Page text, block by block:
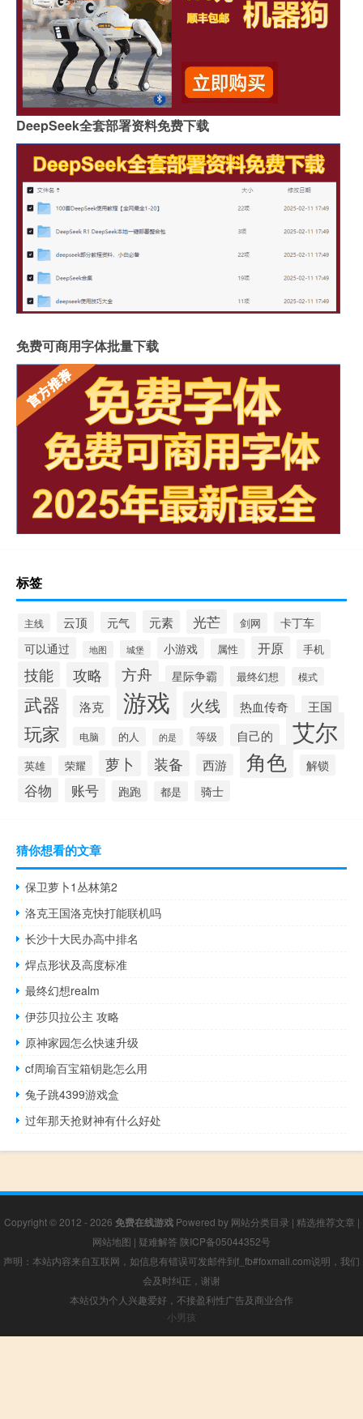
DeepSeek全套部署资料免费下载
免费可商用字体批量下载
标签
主线 云顶 元气 元素 光芒 剑网 卡丁车
可以通过 地图 城堡 小游戏 属性 开原 手机
技能 攻略 方舟 星际争霸 最终幻想 模式
武器 洛克 游戏 火线 热血传奇 王国
玩家 电脑 的人 的是 等级 自己的 艾尔
英雄 荣耀 萝卜 装备 西游 角色 解锁
谷物 账号 跑跑 都是 骑士
猜你想看的文章
保卫萝卜1丛林第2
洛克王国洛克快打能联机吗
长沙十大民办高中排名
焊点形状及高度标准
最终幻想realm
伊莎贝拉公主 攻略
原神家园怎么快速升级
cf周瑜百宝箱钥匙怎么用
兔子跳4399游戏盒
过年那天抢财神有什么好处
Copyright © 2012 - 2026 免费在线游戏Powered by 网站分类目录 | 精选推荐文章 |
网站地图 | 疑难解答 陕ICP备05044352号
声明：本站内容来自互联网，如信息有错误可发邮件到f_fb#foxmail.com说明，我们
会及时纠正，谢谢
本站仅为个人兴趣爱好，不接盈利性广告及商业合作
小男孩